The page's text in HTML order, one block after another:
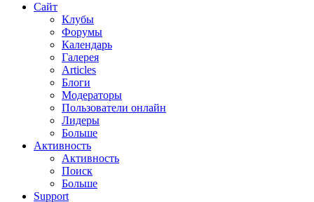
Сайт
Клубы
Форумы
Календарь
Галерея
Articles
Блоги
Модераторы
Пользователи онлайн
Лидеры
Больше
Активность
Активность
Поиск
Больше
Support